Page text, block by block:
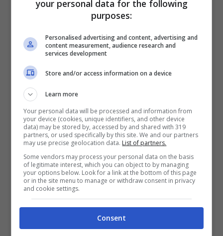
con un disegno dedicato. Dentro monta
elettricamente e che possono integrare la
funzione di massaggio, oltre a
un’illuminazione d’ambiente rilassante
durante i lunghi viaggi. ma in generale
tutta la vettura è personalizzabile con
numerose finiture.
Dentro si caratterizza poi per
l’infotainment MBUX, che ha una serie di
grafiche specifiche per questa versione e
per gestire la tecnologia ibrida plug-in.
Altra chicca
your personal data for the following
purposes:
Personalised advertising and content, advertising and
content measurement, audience research and
services development
Store and/or access information on a device
Learn more
Your personal data will be processed and information from
your device (cookies, unique identifiers, and other device
data) may be stored by, accessed by and shared with 319
partners, or used specifically by this site. We and our partners
may use precise geolocation data. List of partners.
Some vendors may process your personal data on the basis
of legitimate interest, which you can object to by managing
your options below. Look for a link at the bottom of this page
or in the site menu to manage or withdraw consent in privacy
and cookie settings.
Consent